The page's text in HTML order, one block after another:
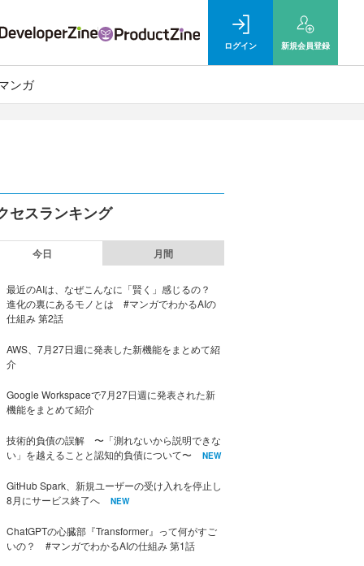
ログイン 新規会員登録
ンガ
セスランキング
今日 月間
最近のAIは、なぜこんなに「賢く」感じるの？
進化の裏にあるモノとは #マンガでわかるAIの
仕組み 第2話
AWS、7月27日週に発表した新機能をまとめて紹
介
Google Workspaceで7月27日週に発表された新
機能をまとめて紹介
技術的負債の誤解 〜「測れないから説明できな
い」を越えることと認知的負債について〜
NEW
GitHub Spark、新規ユーザーの受け入れを停止し
8月にサービス終了へ
NEW
ChatGPTの心臓部『Transformer』って何がすご
いの？ #マンガでわかるAIの仕組み 第1話